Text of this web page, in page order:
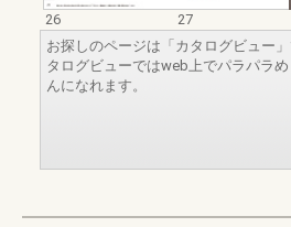
26
27
お探しのページは「カタログビュー
タログビューではweb上でパラパラ
んになれます。